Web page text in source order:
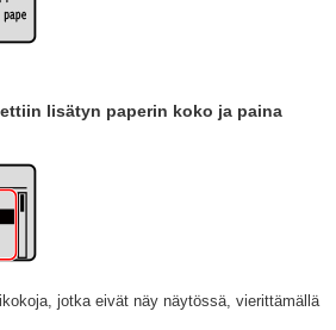
lisätyn paperin koko ja paina
jotka eivät näy näytössä, vierittämällä